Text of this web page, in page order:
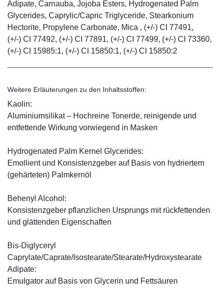
Adipate, Carnauba, Jojoba Esters, Hydrogenated Palm
Glycerides, Caprylic/Capric Triglyceride, Stearkonium
Hectorite, Propylene Carbonate, Mica , (+/-) CI 77491,
(+/-) CI 77492, (+/-) CI 77891, (+/-) CI 77499, (+/-) CI 73360,
(+/-) CI 15985:1, (+/-) CI 15850:1, (+/-) CI 15850:2
Weitere Erläuterungen zu den Inhaltsstoffen:
Kaolin:
Aluminiumsilikat – Hochreine Tonerde, reinigende und
entfettende Wirkung vorwiegend in Masken
Hydrogenated Palm Kernel Glycerides:
Emollient und Konsistenzgeber auf Basis von hydriertem
(gehärteten) Palmkernöl
Behenyl Alcohol:
Konsistenzgeber pflanzlichen Ursprungs mit rückfettenden
und glättenden Eigenschaften
Bis-Diglyceryl
Caprylate/Caprate/Isostearate/Stearate/Hydroxystearate
Adipate:
Emulgator auf Basis von Glycerin und Fettsäuren